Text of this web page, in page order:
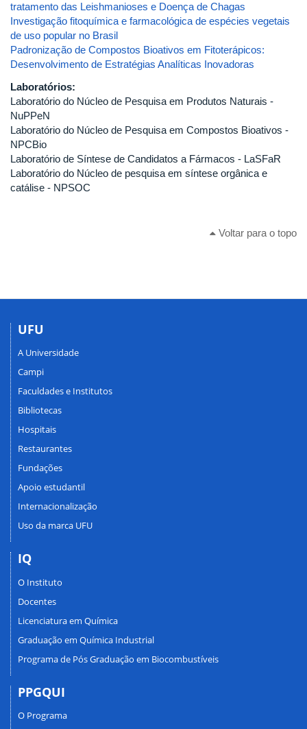
tratamento das Leishmanioses e Doença de Chagas
Investigação fitoquímica e farmacológica de espécies vegetais
de uso popular no Brasil
Padronização de Compostos Bioativos em Fitoterápicos:
Desenvolvimento de Estratégias Analíticas Inovadoras
Laboratórios:
Laboratório do Núcleo de Pesquisa em Produtos Naturais -
NuPPeN
Laboratório do Núcleo de Pesquisa em Compostos Bioativos -
NPCBio
Laboratório de Síntese de Candidatos a Fármacos - LaSFaR
Laboratório do Núcleo de pesquisa em síntese orgânica e
catálise - NPSOC
Voltar para o topo
UFU
A Universidade
Campi
Faculdades e Institutos
Bibliotecas
Hospitais
Restaurantes
Fundações
Apoio estudantil
Internacionalização
Uso da marca UFU
IQ
O Instituto
Docentes
Licenciatura em Química
Graduação em Química Industrial
Programa de Pós Graduação em Biocombustíveis
PPGQUI
O Programa